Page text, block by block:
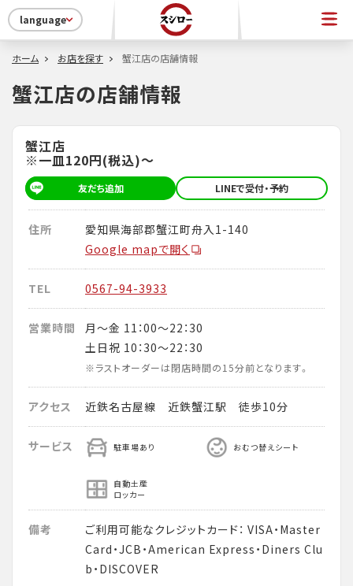
language
ホーム お店を探す 蟹江店の店舗情報
蟹江店の店舗情報
蟹江店
※一皿120円(税込)～
友だち追加 LINEで受付・予約
住所
愛知県海部郡蟹江町舟入1-140
Google mapで開く
TEL 0567-94-3933
営業時間
月～金 11：00～22：30
土日祝 10：30～22：30
※ラストオーダーは閉店時間の15分前となります。
アクセス 近鉄名古屋線 近鉄蟹江駅 徒歩10分
サービス 駐車場あり おむつ替えシート
自動土産
ロッカー
備考
ご利用可能なクレジットカード： VISA・Master
Card・JCB・American Express・Diners Clu
b・DISCOVER